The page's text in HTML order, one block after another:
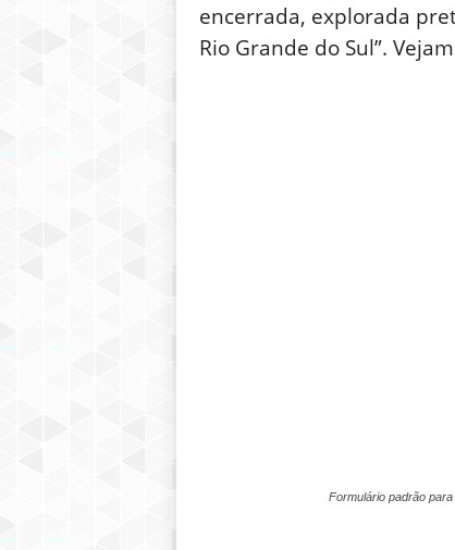
encerrada, explorada
Rio Grande do Sul”.
Formulário padrão